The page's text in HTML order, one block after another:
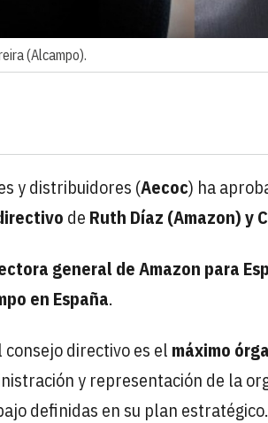
(Alcampo).
y distribuidores (Aecoc) ha
de Ruth Díaz (Amazon) y
general de Amazon para
en España.
directivo es el máximo
y representación de la
definidas en su plan estratégico.